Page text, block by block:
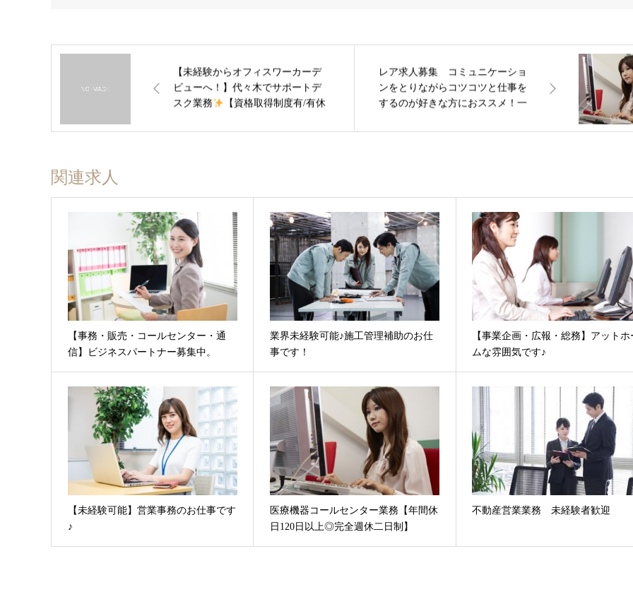
【未経験からオフィスワーカーデ
ビューへ！】代々木でサポートデ
スク業務
【資格取得制度有/有休
レア求人募集 コミュニケーショ
ンをとりながらコツコツと仕事を
するのが好きな方におススメ！一
関連求人
【事務・販売・コールセンター・通
信】ビジネスパートナー募集中。
業界未経験可能♪施工管理補助のお仕
事です！
【事業企画・広報・総務】アットホ
ムな雰囲気です♪
【未経験可能】営業事務のお仕事です
♪
医療機器コールセンター業務【年間休
日120日以上◎完全週休二日制】
不動産営業業務 未経験者歓迎